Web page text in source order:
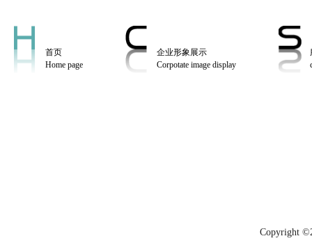
首页
Home page
企业形象展示
Corpotate image display
Copyright